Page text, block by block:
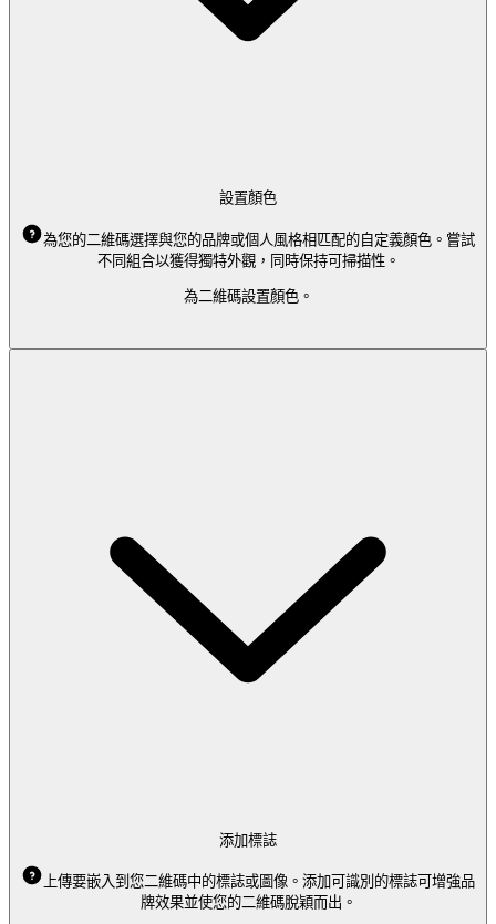
設置顏色
為您的二維碼選擇與您的品牌或個人風格相匹配的自定義顏色。嘗試
不同組合以獲得獨特外觀，同時保持可掃描性。
為二維碼設置顏色。
添加標誌
上傳要嵌入到您二維碼中的標誌或圖像。添加可識別的標誌可增強品
牌效果並使您的二維碼脫穎而出。